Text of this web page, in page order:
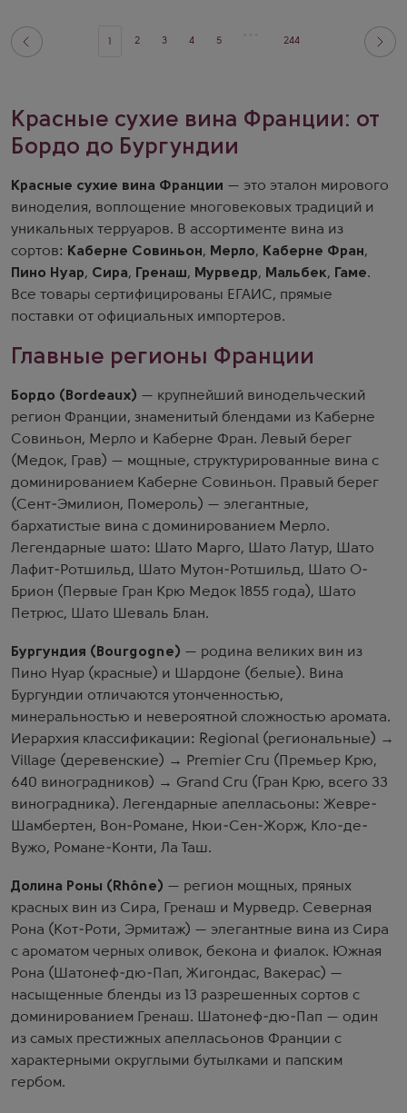
2 3 4 5 244
Красные сухие вина Франции: от
Бордо до Бургундии
Красные сухие вина Франции — это эталон мирового
виноделия, воплощение многовековых традиций и
уникальных терруаров. В ассортименте вина из
сортов: Каберне Совиньон, Мерло, Каберне Фран,
Пино Нуар, Сира, Гренаш, Мурведр, Мальбек, Гаме.
Все товары сертифицированы ЕГАИС, прямые
поставки от официальных импортеров.
Главные регионы Франции
Бордо (Bordeaux) — крупнейший винодельческий
регион Франции, знаменитый блендами из Каберне
Совиньон, Мерло и Каберне Фран. Левый берег
(Медок, Грав) — мощные, структурированные вина с
доминированием Каберне Совиньон. Правый берег
(Сент-Эмилион, Помероль) — элегантные,
бархатистые вина с доминированием Мерло.
Легендарные шато: Шато Марго, Шато Латур, Шато
Лафит-Ротшильд, Шато Мутон-Ротшильд, Шато О-
Брион (Первые Гран Крю Медок 1855 года), Шато
Петрюс, Шато Шеваль Блан.
Бургундия (Bourgogne) — родина великих вин из
Пино Нуар (красные) и Шардоне (белые). Вина
Бургундии отличаются утонченностью,
минеральностью и невероятной сложностью аромата.
Иерархия классификации: Regional (региональные) →
Village (деревенские) → Premier Cru (Премьер Крю,
640 виноградников) → Grand Cru (Гран Крю, всего 33
виноградника). Легендарные апелласьоны: Жевре-
Шамбертен, Вон-Романе, Нюи-Сен-Жорж, Кло-де-
Вужо, Романе-Конти, Ла Таш.
Долина Роны (Rhône) — регион мощных, пряных
красных вин из Сира, Гренаш и Мурведр. Северная
Рона (Кот-Роти, Эрмитаж) — элегантные вина из Сира
с ароматом черных оливок, бекона и фиалок. Южная
Рона (Шатонеф-дю-Пап, Жигондас, Вакерас) —
насыщенные бленды из 13 разрешенных сортов с
доминированием Гренаш. Шатонеф-дю-Пап — один
из самых престижных апелласьонов Франции с
характерными округлыми бутылками и папским
гербом.